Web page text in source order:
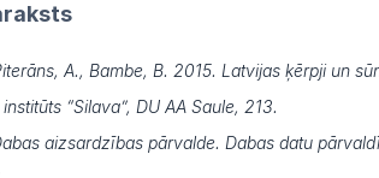
A., Bambe, B. 2015. Latvijas ķērpji un
“Silava”, DU AA Saule, 213.
aizsardzības pārvalde. Dabas datu